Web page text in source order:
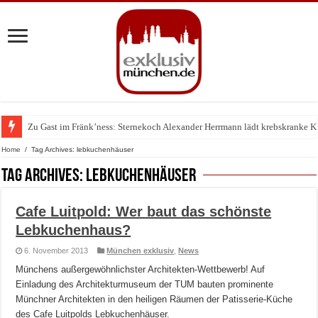
Zu Gast im Fränk’ness: Sternekoch Alexander Herrmann lädt krebskranke
Warum München gerade zum Treffpunkt der Lingerie-Branche wurde
Home / Tag Archives: lebkuchenhäuser
Tag Archives: lebkuchenhäuser
Cafe Luitpold: Wer baut das schönste
Lebkuchenhaus?
6. November 2013 München exklusiv ,News
Münchens außergewöhnlichster Architekten-Wettbewerb! Auf
Einladung des Architekturmuseum der TUM bauten prominente
Münchner Architekten in den heiligen Räumen der Patisserie-Küche
des Cafe Luitpolds Lebkuchenhäuser.